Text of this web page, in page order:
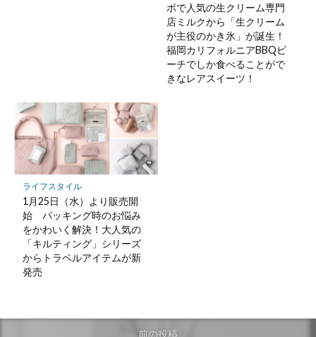
ボで人気の生クリーム専門
店ミルクから「生クリーム
が主役のかき氷」が誕生！
福岡カリフォルニアBBQビ
ーチでしか食べることがで
きなレアスイーツ！
ライフスタイル
1月25日（水）より販売開
始 パッキング時のお悩み
をかわいく解決！大人気の
「キルティング」シリーズ
からトラベルアイテムが新
発売
前の投稿